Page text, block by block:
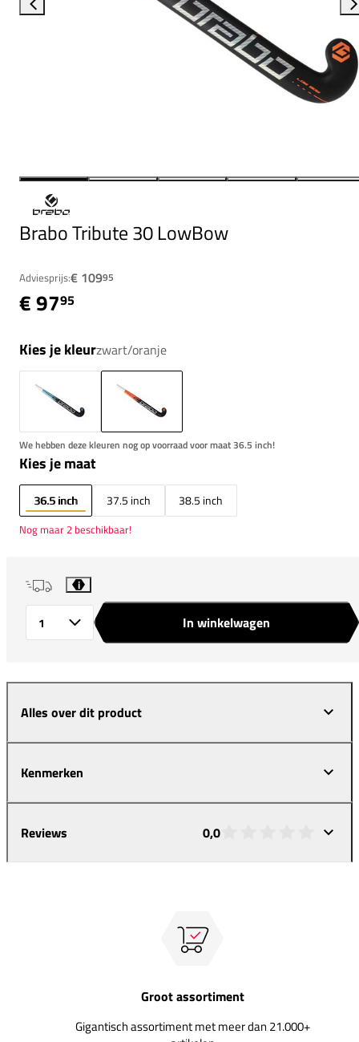
Brabo Tribute 30 LowBow
Adviesprijs:€ 10995
€ 9795
Kies je kleurzwart/oranje
We hebben deze kleuren nog op voorraad voor maat 36.5 inch!
Kies je maat
36.5 inch 37.5 inch 38.5 inch
Nog maar 2 beschikbaar!
i
In winkelwagen
Alles over dit product
Kenmerken
Reviews 0,0
Groot assortiment
Gigantisch assortiment met meer dan 21.000+